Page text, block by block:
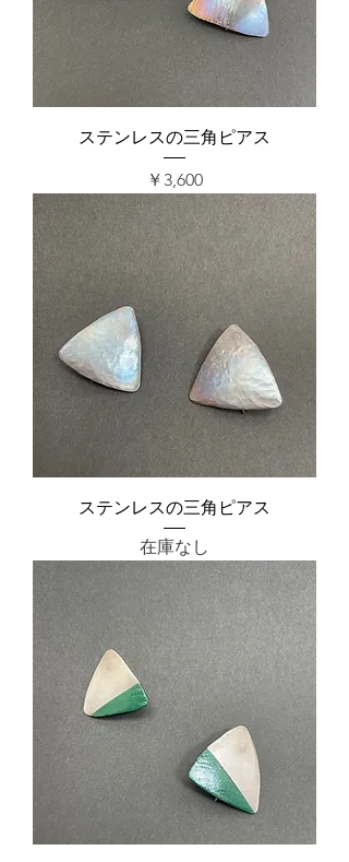
ステンレスの三角ピアス
価格
￥3,600
ステンレスの三角ピアス
在庫なし